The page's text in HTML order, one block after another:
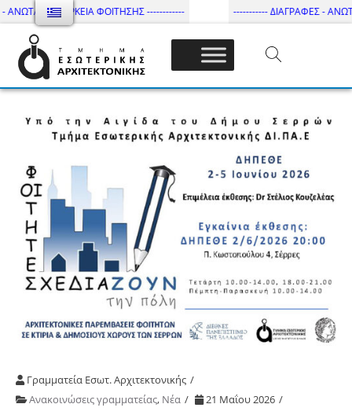
ΔΙΑΡΚΕΙΑ ΦΟΙΤΗΣΗΣ ------------ ----------- ΔΙΑΓΡΑΦΕΣ -
Τμήμα Εσωτ. Αρχιτεκτονικής – ΔΙ.ΠΑ.Ε
Γραμματεία Εσωτ. Αρχιτεκτονικής
Ανακοινώσεις γραμματείας, Νέα 21 Μαΐου 2026